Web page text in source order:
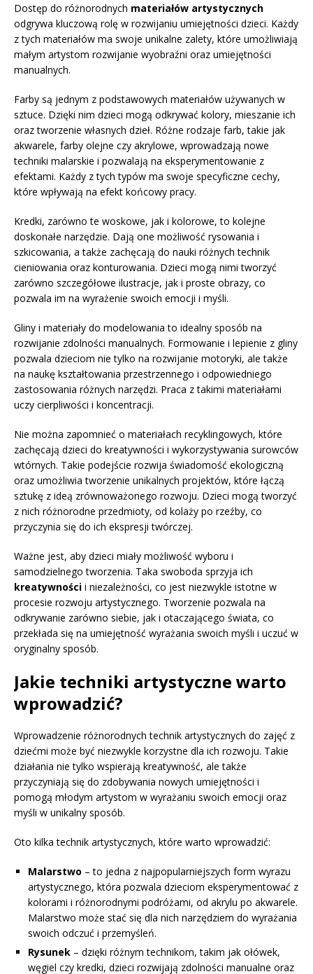
Dostęp do różnorodnych materiałów artystycznych
odgrywa kluczową rolę w rozwijaniu umiejętności dzieci. Każdy
z tych materiałów ma swoje unikalne zalety, które umożliwiają
małym artystom rozwijanie wyobraźni oraz umiejętności
manualnych.
Farby są jednym z podstawowych materiałów używanych w
sztuce. Dzięki nim dzieci mogą odkrywać kolory, mieszanie ich
oraz tworzenie własnych dzieł. Różne rodzaje farb, takie jak
akwarele, farby olejne czy akrylowe, wprowadzają nowe
techniki malarskie i pozwalają na eksperymentowanie z
efektami. Każdy z tych typów ma swoje specyficzne cechy,
które wpływają na efekt końcowy pracy.
Kredki, zarówno te woskowe, jak i kolorowe, to kolejne
doskonałe narzędzie. Dają one możliwość rysowania i
szkicowania, a także zachęcają do nauki różnych technik
cieniowania oraz konturowania. Dzieci mogą nimi tworzyć
zarówno szczegółowe ilustracje, jak i proste obrazy, co
pozwala im na wyrażenie swoich emocji i myśli.
Gliny i materiały do modelowania to idealny sposób na
rozwijanie zdolności manualnych. Formowanie i lepienie z gliny
pozwala dzieciom nie tylko na rozwijanie motoryki, ale także
na naukę kształtowania przestrzennego i odpowiedniego
zastosowania różnych narzędzi. Praca z takimi materiałami
uczy cierpliwości i koncentracji.
Nie można zapomnieć o materiałach recyklingowych, które
zachęcają dzieci do kreatywności i wykorzystywania surowców
wtórnych. Takie podejście rozwija świadomość ekologiczną
oraz umożliwia tworzenie unikalnych projektów, które łączą
sztukę z ideą zrównoważonego rozwoju. Dzieci mogą tworzyć
z nich różnorodne przedmioty, od kolaży po rzeźby, co
przyczynia się do ich ekspresji twórczej.
Ważne jest, aby dzieci miały możliwość wyboru i
samodzielnego tworzenia. Taka swoboda sprzyja ich
kreatywności i niezależności, co jest niezwykle istotne w
procesie rozwoju artystycznego. Tworzenie pozwala na
odkrywanie zarówno siebie, jak i otaczającego świata, co
przekłada się na umiejętność wyrażania swoich myśli i uczuć w
oryginalny sposób.
Jakie techniki artystyczne warto
wprowadzić?
Wprowadzenie różnorodnych technik artystycznych do zajęć z
dziećmi może być niezwykle korzystne dla ich rozwoju. Takie
działania nie tylko wspierają kreatywność, ale także
przyczyniają się do zdobywania nowych umiejętności i
pomogą młodym artystom w wyrażaniu swoich emocji oraz
myśli w unikalny sposób.
Oto kilka technik artystycznych, które warto wprowadzić:
Malarstwo – to jedna z najpopularniejszych form wyrazu
artystycznego, która pozwala dzieciom eksperymentować z
kolorami i różnorodnymi podróżami, od akrylu po akwarele.
Malarstwo może stać się dla nich narzędziem do wyrażania
swoich odczuć i przemyśleń.
Rysunek – dzięki różnym technikom, takim jak ołówek,
węgiel czy kredki, dzieci rozwijają zdolności manualne oraz